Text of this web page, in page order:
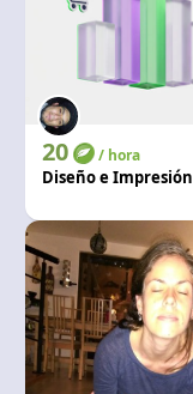
20 / hora
Diseño e Impresión